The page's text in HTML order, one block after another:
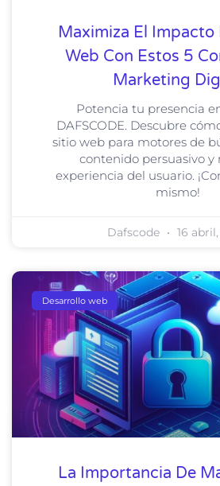
Maximiza El Impacto
Web Con Estos 5
Marketing
Potencia tu presencia
DAFSCODE. Descubre
sitio web para motores de
contenido persuasivo y
experiencia del usuario.
mismo!
Dafscode 16
Desarrollo web
La Importancia De